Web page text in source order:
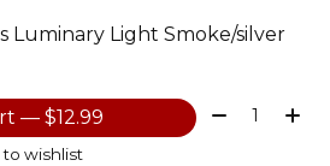
Luminary Light Smoke/silver
Add to cart — $12.99 Quantity:
to wishlist